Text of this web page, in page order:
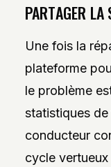
PARTAGER LA
Une fois la
plateforme
le problème
statistiques
conducteur
cycle